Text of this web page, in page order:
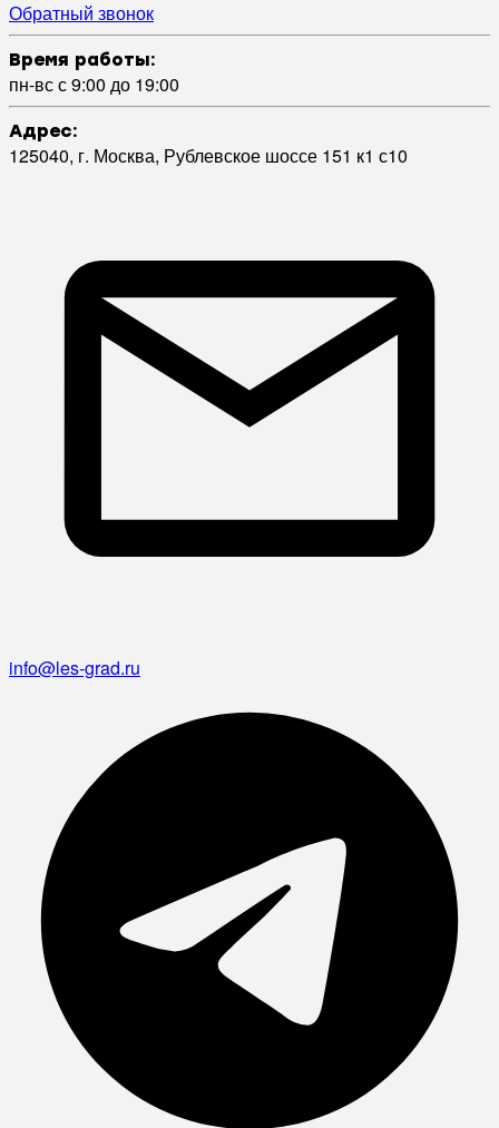
Обратный звонок
Время работы:
пн-вс с 9:00 до 19:00
Адрес:
125040, г. Москва, Рублевское шоссе 151 к1 с10
info@les-grad.ru